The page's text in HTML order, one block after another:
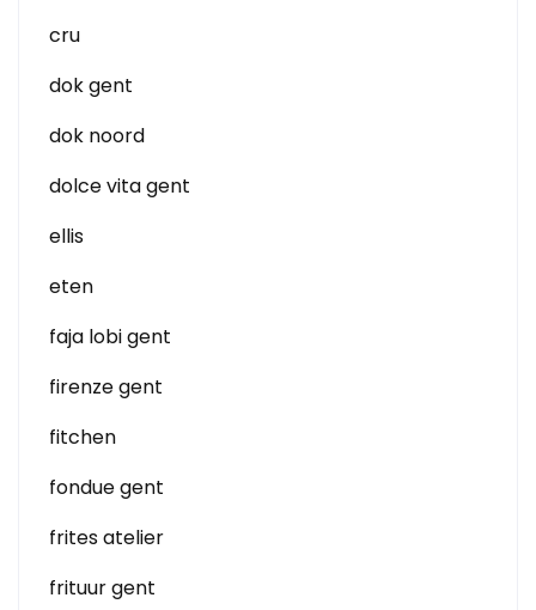
cru
dok gent
dok noord
dolce vita gent
ellis
eten
faja lobi gent
firenze gent
fitchen
fondue gent
frites atelier
frituur gent